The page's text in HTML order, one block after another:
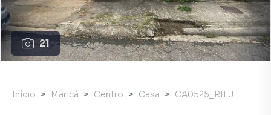
21
Início Maricá Centro Casa CA0525_RILJ